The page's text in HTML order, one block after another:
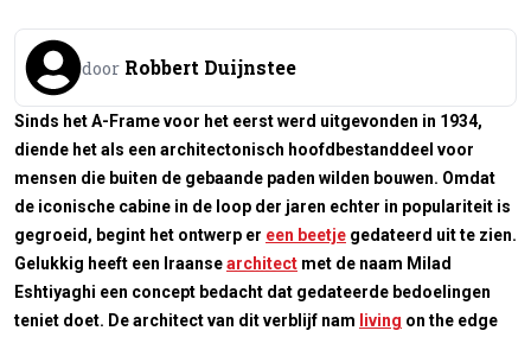
door Robbert Duijnstee
Sinds het A-Frame voor het eerst werd uitgevonden in 1934,
diende het als een architectonisch hoofdbestanddeel voor
mensen die buiten de gebaande paden wilden bouwen. Omdat
de iconische cabine in de loop der jaren echter in populariteit is
gegroeid, begint het ontwerp er een beetje gedateerd uit te zien.
Gelukkig heeft een Iraansearchitect met de naam Milad
Eshtiyaghi een concept bedacht dat gedateerde bedoelingen
teniet doet. De architect van dit verblijf nam living on the edge